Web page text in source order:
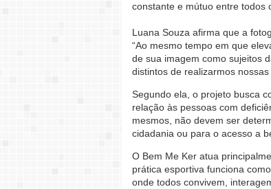
constante e mútuo entre todos
Luana Souza afirma que a
“Ao mesmo tempo em que
de sua imagem como sujeitos
distintos de realizarmos
Segundo ela, o projeto busca
relação às pessoas com
mesmos, não devem ser
cidadania ou para o acesso a
O Bem Me Ker atua
prática esportiva funciona
onde todos convivem,